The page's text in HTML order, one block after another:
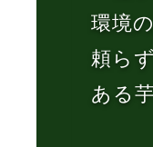
環境
頼ら
ある